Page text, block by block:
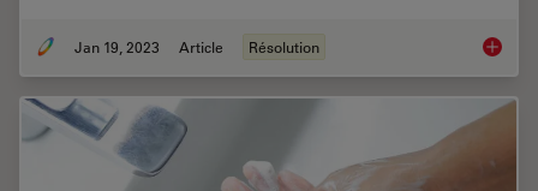
Jan 19, 2023 Article Résolution